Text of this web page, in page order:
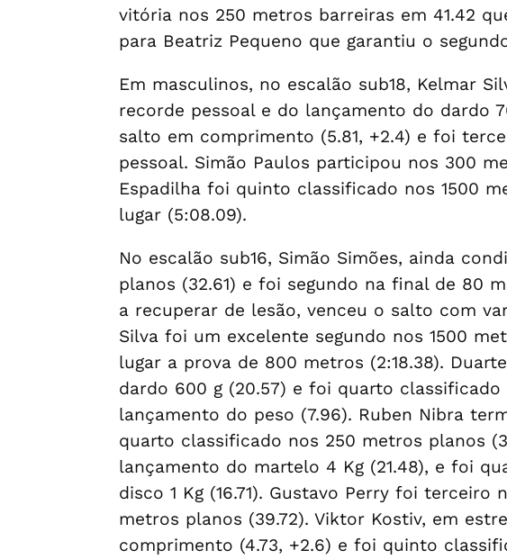
vitória nos 250 metros barreiras em 41.42
para Beatriz Pequeno que garantiu o
Em masculinos, no escalão sub18, Kelmar
recorde pessoal e do lançamento do dardo
salto em comprimento (5.81, +2.4) e foi
pessoal. Simão Paulos participou nos 300
Espadilha foi quinto classificado nos 1500
lugar (5:08.09).
No escalão sub16, Simão Simões, ainda
planos (32.61) e foi segundo na final de 80
a recuperar de lesão, venceu o salto com
Silva foi um excelente segundo nos 1500
lugar a prova de 800 metros (2:18.38).
dardo 600 g (20.57) e foi quarto
lançamento do peso (7.96). Ruben Nibra
quarto classificado nos 250 metros planos
lançamento do martelo 4 Kg (21.48), e foi
disco 1 Kg (16.71). Gustavo Perry foi
metros planos (39.72). Viktor Kostiv, em
comprimento (4.73, +2.6) e foi quinto